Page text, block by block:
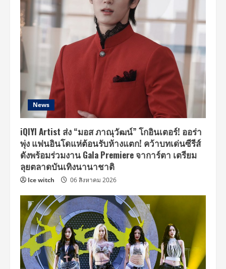
NextGen
FinTech
นวัตกรรม
ทางการ
News
iQIYI Artist ส่ง “มอส ภาณุวัฒน์” โกอินเตอร์! ออร่า
พุ่ง แฟนอินโดแห่ต้อนรับห้างแตก! คว้าบทเด่นซีรีส์
ดังพร้อมร่วมงาน Gala Premiere จาการ์ตา เตรียม
ลุยตลาดบันเทิงนานาชาติ
Ice witch 06 สิงหาคม 2026